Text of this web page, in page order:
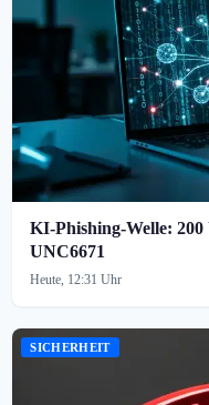
KI-Phishing-Welle:
UNC6671
Heute, 12:31 Uhr
SICHERHEIT